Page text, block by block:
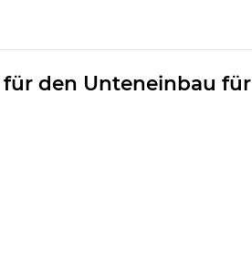
für den Unteneinbau für